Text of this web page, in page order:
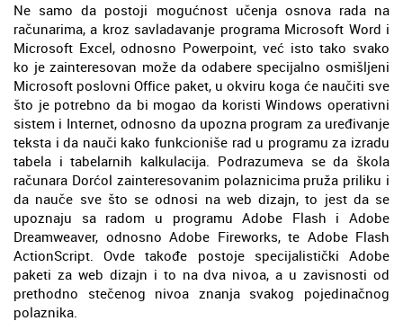
Ne samo da postoji mogućnost učenja osnova rada na
računarima, a kroz savladavanje programa Microsoft Word i
Microsoft Excel, odnosno Powerpoint, već isto tako svako
ko je zainteresovan može da odabere specijalno osmišljeni
Microsoft poslovni Office paket, u okviru koga će naučiti sve
što je potrebno da bi mogao da koristi Windows operativni
sistem i Internet, odnosno da upozna program za uređivanje
teksta i da nauči kako funkcioniše rad u programu za izradu
tabela i tabelarnih kalkulacija. Podrazumeva se da škola
računara Dorćol zainteresovanim polaznicima pruža priliku i
da nauče sve što se odnosi na web dizajn, to jest da se
upoznaju sa radom u programu Adobe Flash i Adobe
Dreamweaver, odnosno Adobe Fireworks, te Adobe Flash
ActionScript. Ovde takođe postoje specijalistički Adobe
paketi za web dizajn i to na dva nivoa, a u zavisnosti od
prethodno stečenog nivoa znanja svakog pojedinačnog
polaznika.